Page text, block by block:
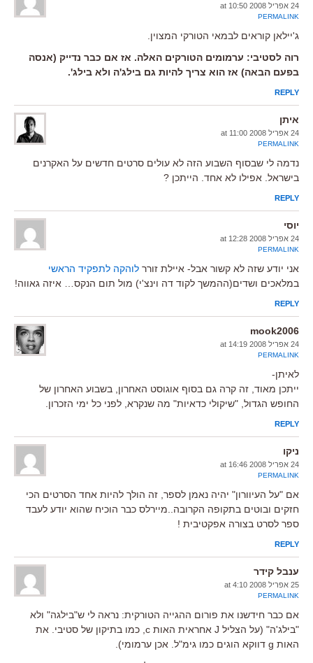
24 אפריל 2008 at 10:50
PERMALINK
ג'יילאן קוראים לבמאי הטורקי המצוין.
רוה לסטיבי: ערמומים הטורקים האלה. אז אם כבר נדייק (אנסה
בפעם הבאה) אז הוא צריך להיות גם בילג'ה ולא בילג'.
REPLY
איתן
24 אפריל 2008 at 11:00
PERMALINK
נדמה לי שבסוף השבוע הזה לא עולים סרטים חדשים על האקרנים
בישראל. אפילו לא אחד. הייתכן ?
REPLY
יוסי
24 אפריל 2008 at 12:28
PERMALINK
אני יודע שזה לא קשור אבל- איילת זורר לוהקה לתפקיד הראשי
במלאכים ושדים(ההמשך לקוד דה וינצ'י) מול תום הנקס… איזה גאווה!
REPLY
mook2006
24 אפריל 2008 at 14:19
PERMALINK
לאיתן-
ייתכן מאוד, זה קרה גם בסוף אוגוסט האחרון, בשבוע האחרון של
החופש הגדול, "שיקולי כדאיות" מה שנקרא, לפני כל ימי הזכרון.
REPLY
ניקו
24 אפריל 2008 at 16:46
PERMALINK
אם "על העיוורון" יהיה נאמן לספר, זה הולך להיות אחד הסרטים הכי
חזקים ובוטים בתקופה הקרובה..מיירלס כבר הוכיח שהוא יודע לעבד
ספר לסרט בצורה אפקטיבית !
REPLY
ענבל קידר
25 אפריל 2008 at 4:10
PERMALINK
אם כבר חידשנו את פורום ההגייה הטורקית: נראה לי ש"בילגה" ולא
"בילג'ה" (על הצליל J אחראית האות c, כמו בתיקון של סטיבי. את
האות g דווקא הוגים כמו גימ"ל. אכן ערמומי).